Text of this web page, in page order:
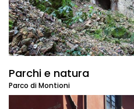
Parchi e natura
Parco di Montioni